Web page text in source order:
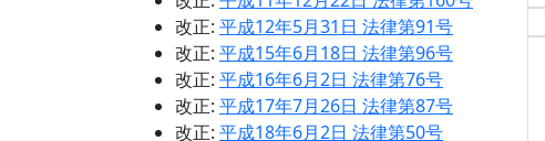
改正: 平成12年5月31日 法律第91号
改正: 平成15年6月18日 法律第96号
改正: 平成16年6月2日 法律第76号
改正: 平成17年7月26日 法律第87号
改正: 平成18年6月2日 法律第50号